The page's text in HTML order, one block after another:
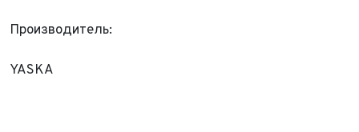
Производитель:
YASKA